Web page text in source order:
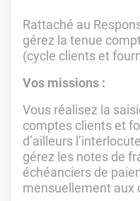
Rattaché au
gérez la tenue
(cycle clients et
Vos missions :
Vous réalisez la
comptes clients et
d’ailleurs
gérez les notes de
échéanciers de
mensuellement aux